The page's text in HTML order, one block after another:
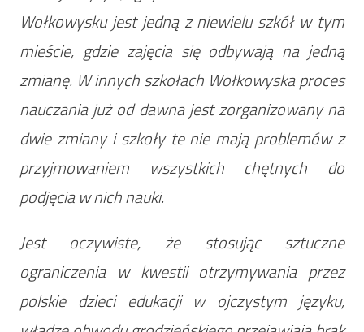
Wołkowysku jest jedną z niewielu szkół w tym
mieście, gdzie zajęcia się odbywają na jedną
zmianę. W innych szkołach Wołkowyska proces
nauczania już od dawna jest zorganizowany na
dwie zmiany i szkoły te nie mają problemów z
przyjmowaniem wszystkich chętnych do
podjęcia w nich nauki.
Jest oczywiste, że stosując sztuczne
ograniczenia w kwestii otrzymywania przez
polskie dzieci edukacji w ojczystym języku,